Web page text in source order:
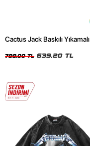
Cactus Jack Baskılı Yıkamalı
799,00 TL 639,20 TL